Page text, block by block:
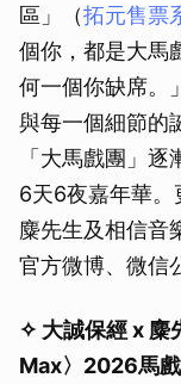
區」（拓元售票
個你，都是大馬
何一個你缺席。
與每一個細節的
「大馬戲團」
6天6夜嘉年華。
麋先生及相信音
官方微博、微信
✧ 大誠保經 x 麋
Max〉2026馬